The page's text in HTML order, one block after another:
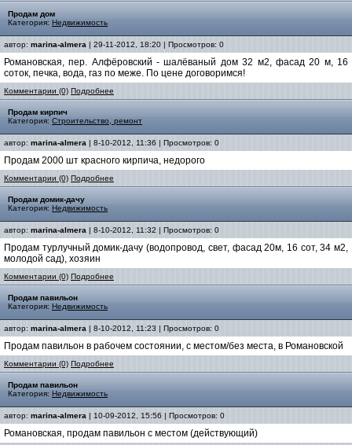
Продам дом
Категория: Недвижимость
автор: marina-almera | 29-11-2012, 18:20 | Просмотров: 0
Романовская, пер. Алфёровский - шалёваный дом 32 м2, фасад 20 м, 16
соток, печка, вода, газ по меже. По цене договоримся!
Комментарии (0) Подробнее
Продам кирпич
Категория: Строительство, ремонт
автор: marina-almera | 8-10-2012, 11:36 | Просмотров: 0
Продам 2000 шт красного кирпича, недорого
Комментарии (0) Подробнее
Продам домик-дачу
Категория: Недвижимость
автор: marina-almera | 8-10-2012, 11:32 | Просмотров: 0
Продам турлучный домик-дачу (водопровод, свет, фасад 20м, 16 сот, 34 м2,
молодой сад), хозяин
Комментарии (0) Подробнее
Продам павильон
Категория: Недвижимость
автор: marina-almera | 8-10-2012, 11:23 | Просмотров: 0
Продам павильон в рабочем состоянии, с местом/без места, в Романовской
Комментарии (0) Подробнее
Продам павильон
Категория: Недвижимость
автор: marina-almera | 10-09-2012, 15:56 | Просмотров: 0
Романовская, продам павильон с местом (действующий)